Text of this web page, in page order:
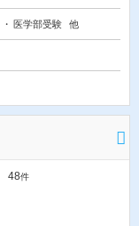
医学部受験 他
48件